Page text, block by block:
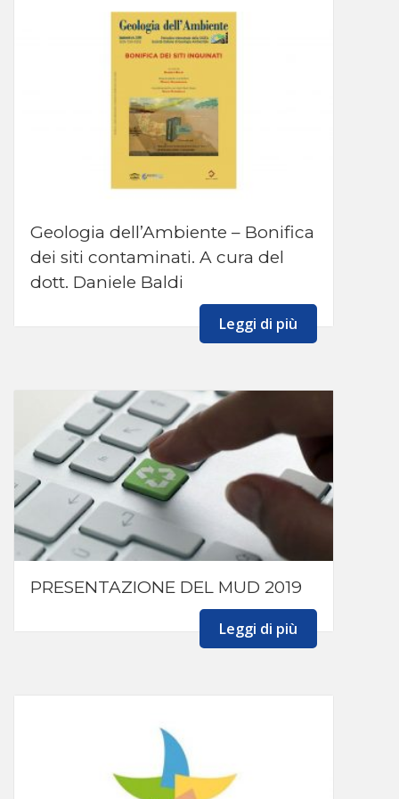
Geologia dell’Ambiente – Bonifica
dei siti contaminati. A cura del
dott. Daniele Baldi
Leggi di più
PRESENTAZIONE DEL MUD 2019
Leggi di più